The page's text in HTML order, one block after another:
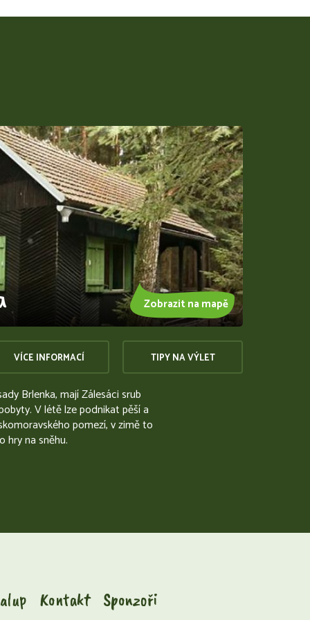
Zobrazit na mapě
VÍCE INFORMACÍ TIPY NA VÝLET
Brlenka, mají Zálesáci srub
V létě lze podnikat pěší a
pomezí, v zimě to
hry na sněhu.
Kontakt Sponzoři